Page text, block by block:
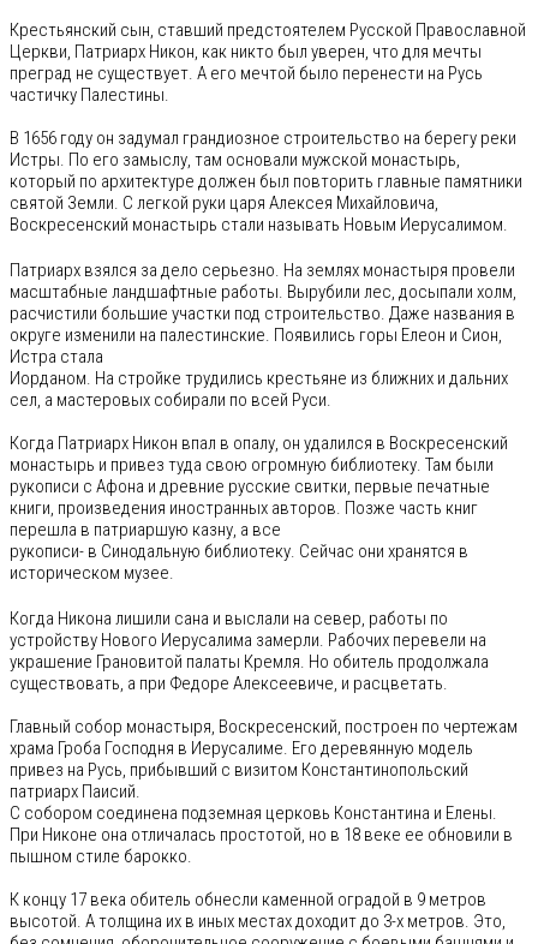
Крестьянский сын, ставший предстоятелем Русской Православной
Церкви, Патриарх Никон, как никто был уверен, что для мечты
преград не существует. А его мечтой было перенести на Русь
частичку Палестины.
В 1656 году он задумал грандиозное строительство на берегу реки
Истры. По его замыслу, там основали мужской монастырь,
который по архитектуре должен был повторить главные памятники
святой Земли. С легкой руки царя Алексея Михайловича,
Воскресенский монастырь стали называть Новым Иерусалимом.
Патриарх взялся за дело серьезно. На землях монастыря провели
масштабные ландшафтные работы. Вырубили лес, досыпали холм,
расчистили большие участки под строительство. Даже названия в
округе изменили на палестинские. Появились горы Елеон и Сион,
Истра стала
Иорданом. На стройке трудились крестьяне из ближних и дальних
сел, а мастеровых собирали по всей Руси.
Когда Патриарх Никон впал в опалу, он удалился в Воскресенский
монастырь и привез туда свою огромную библиотеку. Там были
рукописи с Афона и древние русские свитки, первые печатные
книги, произведения иностранных авторов. Позже часть книг
перешла в патриаршую казну, а все
рукописи- в Синодальную библиотеку. Сейчас они хранятся в
историческом музее.
Когда Никона лишили сана и выслали на север, работы по
устройству Нового Иерусалима замерли. Рабочих перевели на
украшение Грановитой палаты Кремля. Но обитель продолжала
существовать, а при Федоре Алексеевиче, и расцветать.
Главный собор монастыря, Воскресенский, построен по чертежам
храма Гроба Господня в Иерусалиме. Его деревянную модель
привез на Русь, прибывший с визитом Константинопольский
патриарх Паисий.
С собором соединена подземная церковь Константина и Елены.
При Никоне она отличалась простотой, но в 18 веке ее обновили в
пышном стиле барокко.
К концу 17 века обитель обнесли каменной оградой в 9 метров
высотой. А толщина их в иных местах доходит до 3-х метров. Это,